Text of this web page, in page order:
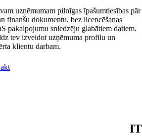
uzņēmumam pilnīgas īpašumtiesības pār
finanšu dokumentu, bez licencēšanas
pakalpojumu sniedzēju glabātiem datiem.
tev izveidot uzņēmuma profilu un
klientu darbam.